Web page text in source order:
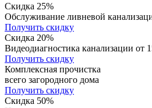
Скидка 25%
Обслуживание ливневой
Получить скидку
Скидка 20%
Видеодиагностика канализации от
Получить скидку
Комплексная прочистка
всего загородного дома
Получить скидку
Скидка 50%